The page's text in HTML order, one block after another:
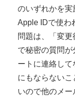
のいずれかを
Apple IDで使わ
問題は、「変
で秘密の質問
ートに連絡して
にもならない
いので他のメー